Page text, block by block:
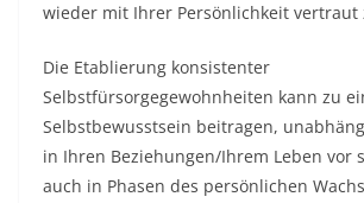
wieder mit Ihrer Persönlichkeit vertraut
Die Etablierung konsistenter
Selbstfürsorgegewohnheiten kann zu
Selbstbewusstsein beitragen,
in Ihren Beziehungen/Ihrem Leben vor
auch in Phasen des persönlichen